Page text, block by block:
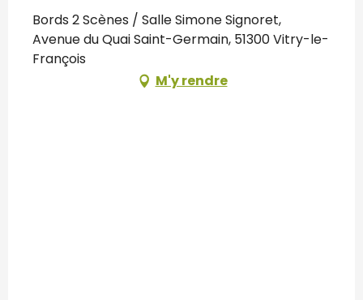
Bords 2 Scènes / Salle Simone Signoret,
Avenue du Quai Saint-Germain, 51300 Vitry-le-
François
M'y rendre